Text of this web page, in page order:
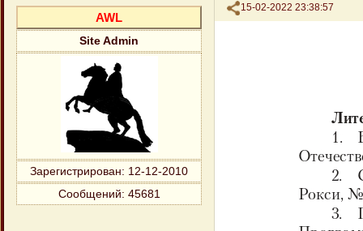
Поделиться
15-02-2022 23:38:57
AWL
Site Admin
Зарегистрирован: 12-12-2010
Сообщений: 45681